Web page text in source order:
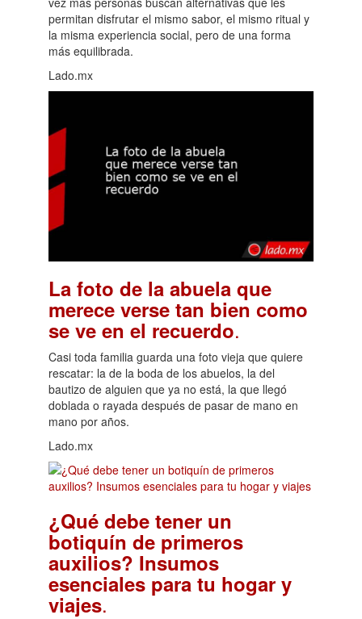
permitan disfrutar el mismo sabor, el mismo ritual y
la misma experiencia social, pero de una forma
más equilibrada.
Lado.mx
La foto de la abuela que
merece verse tan bien como
se ve en el recuerdo.
Casi toda familia guarda una foto vieja que quiere
rescatar: la de la boda de los abuelos, la del
bautizo de alguien que ya no está, la que llegó
doblada o rayada después de pasar de mano en
mano por años.
Lado.mx
¿Qué debe tener un
botiquín de primeros
auxilios? Insumos
esenciales para tu hogar y
viajes.